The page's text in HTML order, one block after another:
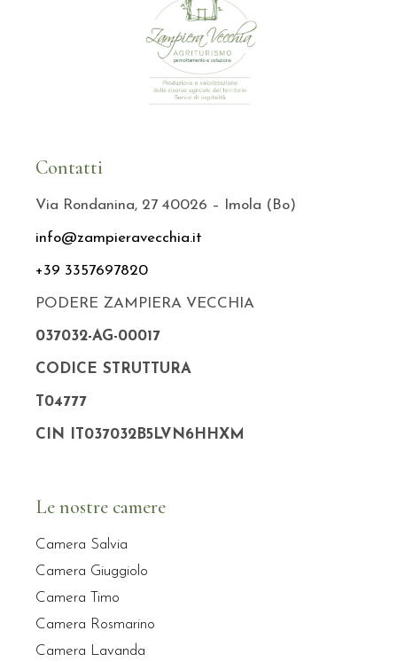
Contatti
Via Rondanina, 27 40026 – Imola (Bo)
info@zampieravecchia.it
+39 3357697820
PODERE ZAMPIERA VECCHIA
037032-AG-00017
CODICE STRUTTURA
T04777
CIN IT037032B5LVN6HHXM
Le nostre camere
Camera Salvia
Camera Giuggiolo
Camera Timo
Camera Rosmarino
Camera Lavanda